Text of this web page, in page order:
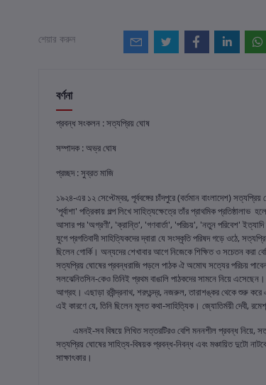
শেয়ার করুন
বর্ণনা
প্রবন্ধ সংকলন : সত্যপ্রিয় ঘোষ
সম্পাদক : অভ্র ঘোষ
প্রচ্ছদ : সুব্রত মাজি
১৯২৪-এর ১২ সেপ্টেম্বর, পূর্ববঙ্গের চাঁদপুরে (বর্তমান বাংলাদেশ)
'পূর্বাশা' পত্রিকায় গল্প লিখে সাহিত্যক্ষেত্রে তাঁর প্রাথমিক
আসার পর 'অগ্রণী', 'ক্রান্তি', 'গণবার্তা', 'পরিচয়', 'নতুন পরিবেশ'
যুগে প্রগতিবাদী সাহিত্যিকদের দ্বারা যে সংস্কৃতি পরিষদ গড়ে ওঠে,
ছিলেন গোর্কি। অন্যদের শেখাবার আগে নিজেকে শিক্ষিত ও সচেতন করা
সত্যপ্রিয় ঘোষের প্রবন্ধরাজি পড়লে পাঠক ঐ অমোঘ সত্যের পরিচয়
সলঝেনিতসিন-কেও তিনিই প্রথম বাঙালি পাঠকদের সামনে নিয়ে
আগ্রহ। এছাড়া রবীন্দ্রনাথ, শরৎচন্দ্র, নজরুল, তারাশঙ্কর থেকে শুরু করে
এই কারণে যে, তিনি ছিলেন মূলত কথা-সাহিত্যিক। জ্যোতির্ময়ী দেবী,
এমনই-সব বিষয়ে লিখিত সত্তরটিরও বেশি মননশীল প্রবন্ধ নিয়ে,
সত্যপ্রিয় ঘোষের সাহিত্য-বিষয়ক প্রবন্ধ-নিবন্ধ এবং মঞ্চায়িত দুটো
সাক্ষাৎকার।